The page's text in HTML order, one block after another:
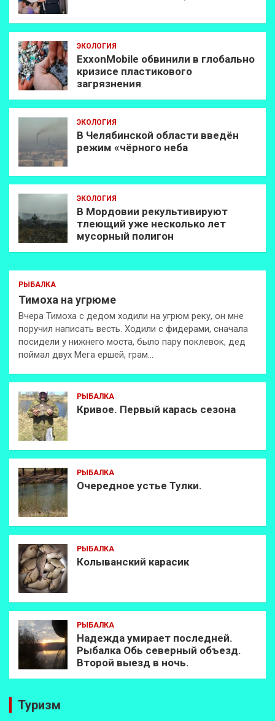
ЭКОЛОГИЯ
ExxonMobilе обвинили в глобально
кризисе пластикового
загрязнения
ЭКОЛОГИЯ
В Челябинской области введён
режим «чёрного неба
ЭКОЛОГИЯ
В Мордовии рекультивируют
тлеющий уже несколько лет
мусорный полигон
РЫБАЛКА
Тимоха на угрюме
Вчера Тимоха с дедом ходили на угрюм реку, он мне
поручил написать весть. Ходили с фидерами, сначала
посидели у нижнего моста, было пару поклевок, дед
поймал двух Мега ершей, грам…
РЫБАЛКА
Кривое. Первый карась сезона
РЫБАЛКА
Очередное устье Тулки.
РЫБАЛКА
Колыванский карасик
РЫБАЛКА
Надежда умирает последней.
Рыбалка Обь северный объезд.
Второй выезд в ночь.
Туризм